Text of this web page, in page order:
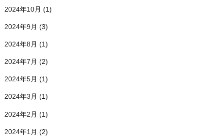
2024年10月 (1)
2024年9月 (3)
2024年8月 (1)
2024年7月 (2)
2024年5月 (1)
2024年3月 (1)
2024年2月 (1)
2024年1月 (2)